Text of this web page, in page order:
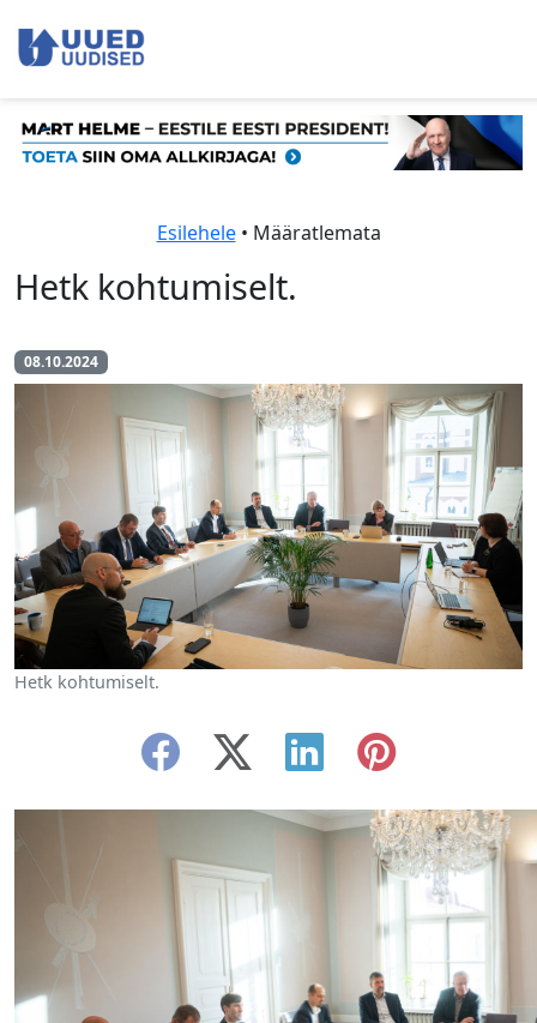
Esilehele• Määratlemata
Hetk kohtumiselt.
08.10.2024
Hetk kohtumiselt.